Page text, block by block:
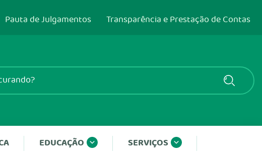
Pauta de Julgamentos Transparência e Prestação de Contas
EDUCAÇÃO SERVIÇOS